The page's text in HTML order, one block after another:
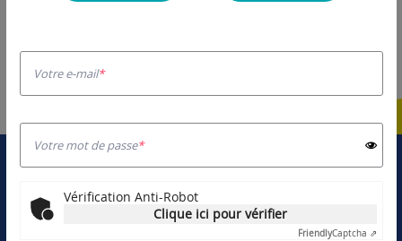
Votre e-mail
Votre mot de passe
Vérification Anti-Robot
Clique ici pour vérifier
FriendlyCaptcha ⇗